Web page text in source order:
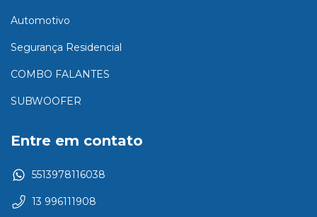
Automotivo
Segurança Residencial
COMBO FALANTES
SUBWOOFER
Entre em contato
5513978116038
13 996111908